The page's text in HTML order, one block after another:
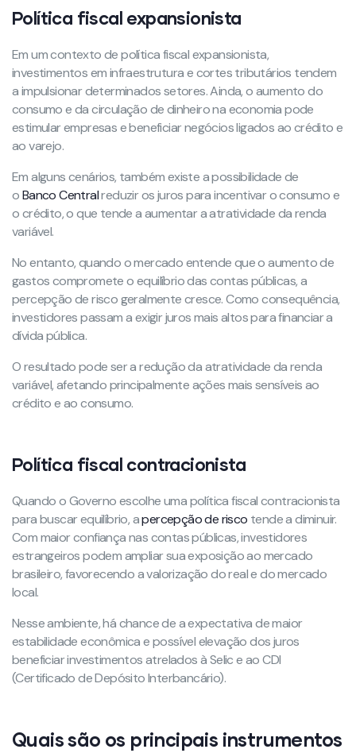
Política fiscal expansionista
Em um contexto de política fiscal expansionista,
investimentos em infraestrutura e cortes tributários tendem
a impulsionar determinados setores. Ainda, o aumento do
consumo e da circulação de dinheiro na economia pode
estimular empresas e beneficiar negócios ligados ao crédito e
ao varejo.
Em alguns cenários, também existe a possibilidade de
oBanco Centralreduzir os juros para incentivar o consumo e
o crédito, o que tende a aumentar a atratividade da renda
variável.
No entanto, quando o mercado entende que o aumento de
gastos compromete o equilíbrio das contas públicas, a
percepção de risco geralmente cresce. Como consequência,
investidores passam a exigir juros mais altos para financiar a
dívida pública.
O resultado pode ser a redução da atratividade da renda
variável, afetando principalmente ações mais sensíveis ao
crédito e ao consumo.
Política fiscal contracionista
Quando o Governo escolhe uma política fiscal contracionista
para buscar equilíbrio, apercepção de risco tende a diminuir.
Com maior confiança nas contas públicas, investidores
estrangeiros podem ampliar sua exposição ao mercado
brasileiro, favorecendo a valorização do real e do mercado
local.
Nesse ambiente, há chance de a expectativa de maior
estabilidade econômica e possível elevação dos juros
beneficiar investimentos atrelados à Selic e ao CDI
(Certificado de Depósito Interbancário).
Quais são os principais instrumentos